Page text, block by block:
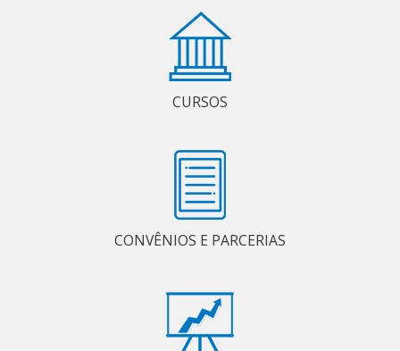
CURSOS
CONVÊNIOS E PARCERIAS